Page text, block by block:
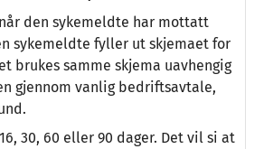
den sykemeldte har mottatt
sykemeldte fyller ut skjemaet for
brukes samme skjema uavhengig
gjennom vanlig bedriftsavtale,
30, 60 eller 90 dager. Det vil si at